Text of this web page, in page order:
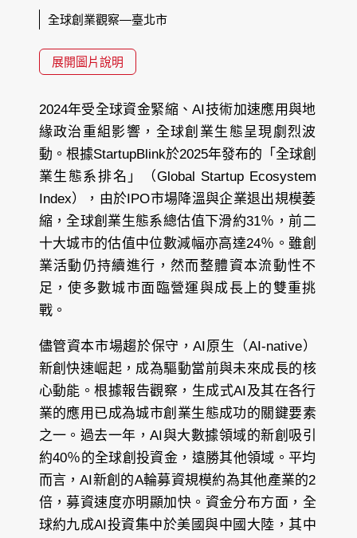
全球創業觀察—臺北市
展開圖片說明
2024年受全球資金緊縮、AI技術加速應用與地
緣政治重組影響，全球創業生態呈現劇烈波
動。根據StartupBlink於2025年發布的「全球創
業生態系排名」（Global Startup Ecosystem
Index），由於IPO市場降溫與企業退出規模萎
縮，全球創業生態系總估值下滑約31％，前二
十大城市的估值中位數減幅亦高達24％。雖創
業活動仍持續進行，然而整體資本流動性不
足，使多數城市面臨營運與成長上的雙重挑
戰。
儘管資本市場趨於保守，AI原生（AI-native）
新創快速崛起，成為驅動當前與未來成長的核
心動能。根據報告觀察，生成式AI及其在各行
業的應用已成為城市創業生態成功的關鍵要素
之一。過去一年，AI與大數據領域的新創吸引
約40％的全球創投資金，遠勝其他領域。平均
而言，AI新創的A輪募資規模約為其他產業的2
倍，募資速度亦明顯加快。資金分布方面，全
球約九成AI投資集中於美國與中國大陸，其中